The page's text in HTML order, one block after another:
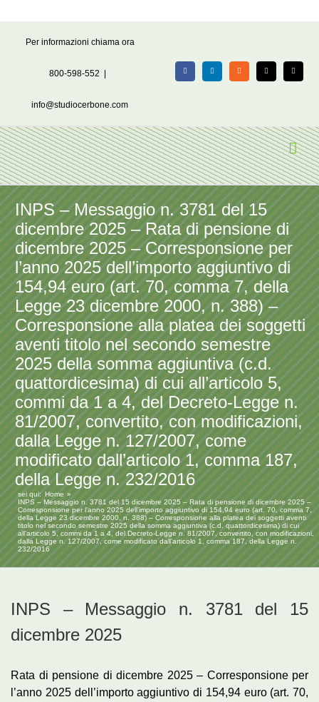
Per informazioni chiama ora
800-598-552
info@studiocerbone.com
FacebookLinkedIn Rss X Email
INPS – Messaggio n. 3781 del 15
dicembre 2025 – Rata di pensione di
dicembre 2025 – Corresponsione per
l’anno 2025 dell’importo aggiuntivo di
154,94 euro (art. 70, comma 7, della
Legge 23 dicembre 2000, n. 388) –
Corresponsione alla platea dei soggetti
aventi titolo nel secondo semestre
2025 della somma aggiuntiva (c.d.
quattordicesima) di cui all’articolo 5,
commi da 1 a 4, del Decreto-Legge n.
81/2007, convertito, con modificazioni,
dalla Legge n. 127/2007, come
modificato dall’articolo 1, comma 187,
della Legge n. 232/2016
sei qui: Home
INPS – Messaggio n. 3781 del 15 dicembre 2025 – Rata di pensione di dicembre 2025 –
Corresponsione per l’anno 2025 dell’importo aggiuntivo di 154,94 euro (art. 70, comma 7,
della Legge 23 dicembre 2000, n. 388) – Corresponsione alla platea dei soggetti aventi
titolo nel secondo semestre 2025 della somma aggiuntiva (c.d. quattordicesima) di cui
all’articolo 5, commi da 1 a 4, del Decreto-Legge n. 81/2007, convertito, con modificazioni,
dalla Legge n. 127/2007, come modificato dall’articolo 1, comma 187, della Legge n.
232/2016
INPS – Messaggio n. 3781 del 15
dicembre 2025
Rata di pensione di dicembre 2025 – Corresponsione per
l’anno 2025 dell’importo aggiuntivo di 154,94 euro (art. 70,